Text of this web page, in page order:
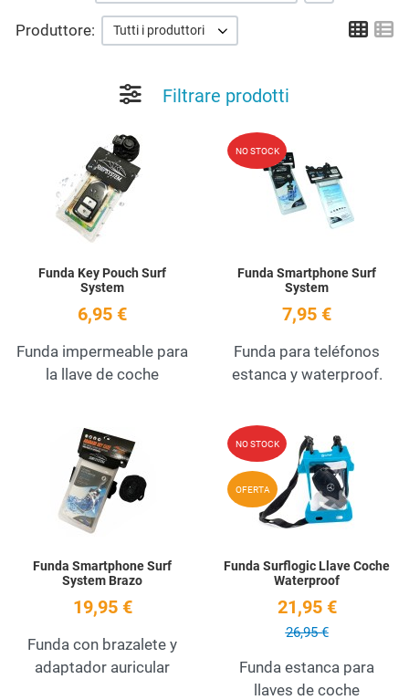
Produttore: Tutti i produttori Grid
Filtrare prodotti
Add to Wishlist
Quick View
Funda Key Pouch Surf
System
6,95 €
Funda impermeable para
la llave de coche
NO STOCK
Funda Smartphone Surf
System
7,95 €
Funda para teléfonos
estanca y waterproof.
Add to Wishlist
Quick View
Funda Smartphone Surf
System Brazo
19,95 €
Funda con brazalete y
adaptador auricular
NO STOCK
OFERTA
Funda Surflogic Llave Coche
Waterproof
21,95 €
26,95 €
Funda estanca para
llaves de coche